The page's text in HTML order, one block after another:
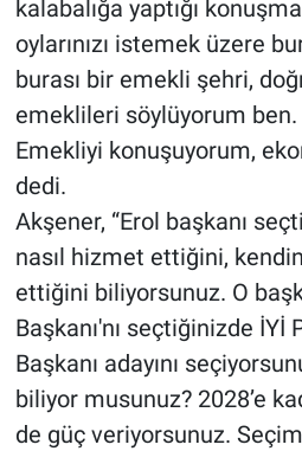
kalabalığa yaptığı
oylarınızı istemek üzere
burası bir emekli şehri,
emeklileri söylüyorum ben.
Emekliyi konuşuyorum,
dedi.
Akşener, “Erol başkanı
nasıl hizmet ettiğini,
ettiğini biliyorsunuz. O
Başkanı'nı seçtiğinizde İYİ
Başkanı adayını
biliyor musunuz? 2028’e
de güç veriyorsunuz.